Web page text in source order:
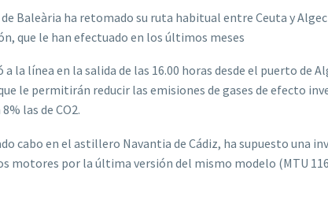
de Baleària ha retomado su ruta habitual entre Ceuta y
que le han efectuado en los últimos meses
a la línea en la salida de las 16.00 horas desde el puerto de
le permitirán reducir las emisiones de gases de efecto
las de CO2.
cabo en el astillero Navantia de Cádiz, ha supuesto una
motores por la última versión del mismo modelo (MTU